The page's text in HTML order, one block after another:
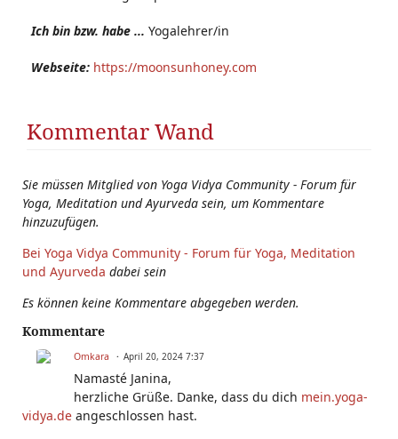
Ich bin bzw. habe ... Yogalehrer/in
Webseite: https://moonsunhoney.com
Kommentar Wand
Sie müssen Mitglied von Yoga Vidya Community - Forum für
Yoga, Meditation und Ayurveda sein, um Kommentare
hinzuzufügen.
Bei Yoga Vidya Community - Forum für Yoga, Meditation
und Ayurveda dabei sein
Es können keine Kommentare abgegeben werden.
Kommentare
Omkara April 20, 2024 7:37
Namasté Janina,
herzliche Grüße. Danke, dass du dich mein.yoga-
vidya.de angeschlossen hast.